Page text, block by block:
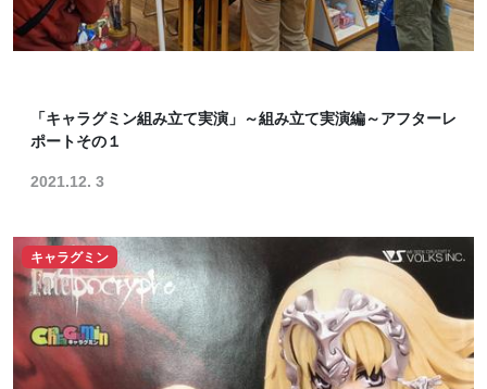
「キャラグミン組み立て実演」～組み立て実演編～アフターレ
ポートその１
2021.12. 3
キャラグミン